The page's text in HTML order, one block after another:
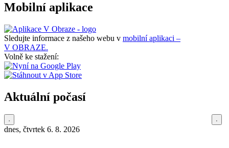
Mobilní aplikace
Sledujte informace z našeho webu v mobilní aplikaci –
V OBRAZE.
Volně ke stažení:
Aktuální počasí
dnes, čtvrtek 6. 8. 2026